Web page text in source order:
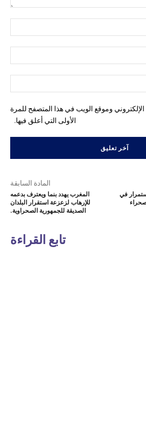
وموقع الويب في هذا المتصفح للمرة
الأولى التي أعلق فيها.
المادة السابقة
المغرب يهدد بنما ويعترف بدعمه
للإرهاب لزعزعة استقرار البلدان
الصديقة للجمهورية الصحراوية.
في
تابع القراءة